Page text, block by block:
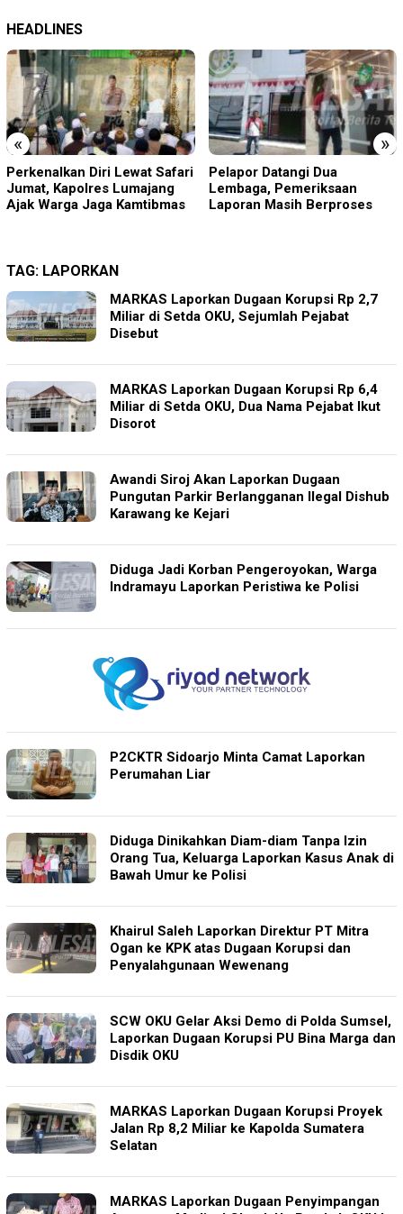
HEADLINES
« »
Perkenalkan Diri Lewat Safari
Jumat, Kapolres Lumajang
Ajak Warga Jaga Kamtibmas
Pelapor Datangi Dua
Lembaga, Pemeriksaan
Laporan Masih Berproses
TAG: LAPORKAN
MARKAS Laporkan Dugaan Korupsi Rp 2,7
Miliar di Setda OKU, Sejumlah Pejabat
Disebut
MARKAS Laporkan Dugaan Korupsi Rp 6,4
Miliar di Setda OKU, Dua Nama Pejabat Ikut
Disorot
Awandi Siroj Akan Laporkan Dugaan
Pungutan Parkir Berlangganan Ilegal Dishub
Karawang ke Kejari
Diduga Jadi Korban Pengeroyokan, Warga
Indramayu Laporkan Peristiwa ke Polisi
P2CKTR Sidoarjo Minta Camat Laporkan
Perumahan Liar
Diduga Dinikahkan Diam-diam Tanpa Izin
Orang Tua, Keluarga Laporkan Kasus Anak di
Bawah Umur ke Polisi
Khairul Saleh Laporkan Direktur PT Mitra
Ogan ke KPK atas Dugaan Korupsi dan
Penyalahgunaan Wewenang
SCW OKU Gelar Aksi Demo di Polda Sumsel,
Laporkan Dugaan Korupsi PU Bina Marga dan
Disdik OKU
MARKAS Laporkan Dugaan Korupsi Proyek
Jalan Rp 8,2 Miliar ke Kapolda Sumatera
Selatan
MARKAS Laporkan Dugaan Penyimpangan